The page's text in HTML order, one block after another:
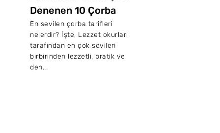
Denenen 10 Çorba
Tarifi
En sevilen çorba tarifleri
nelerdir? İşte, Lezzet okurları
tarafından en çok sevilen
birbirinden lezzetli, pratik ve
den...